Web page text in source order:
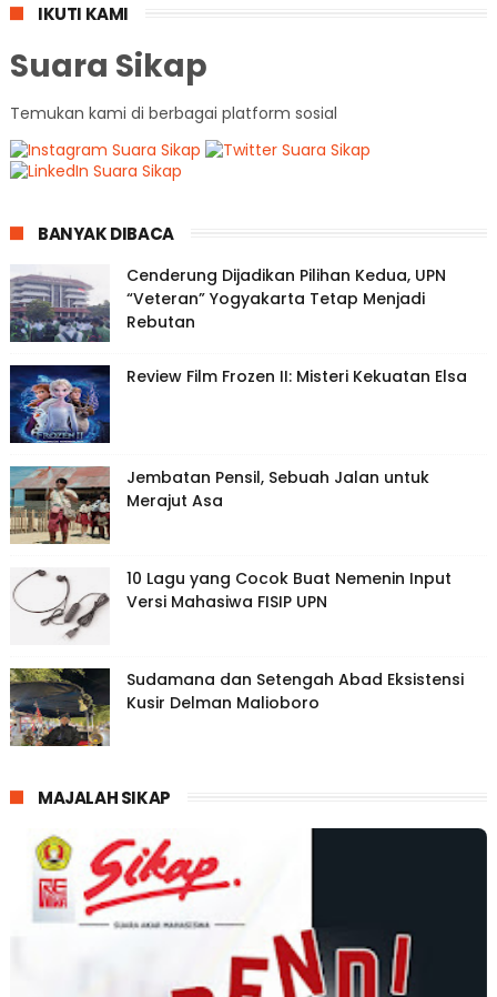
IKUTI KAMI
Suara Sikap
Temukan kami di berbagai platform sosial
BANYAK DIBACA
Cenderung Dijadikan Pilihan Kedua, UPN
“Veteran” Yogyakarta Tetap Menjadi
Rebutan
Review Film Frozen II: Misteri Kekuatan Elsa
Jembatan Pensil, Sebuah Jalan untuk
Merajut Asa
10 Lagu yang Cocok Buat Nemenin Input
Versi Mahasiwa FISIP UPN
Sudamana dan Setengah Abad Eksistensi
Kusir Delman Malioboro
MAJALAH SIKAP